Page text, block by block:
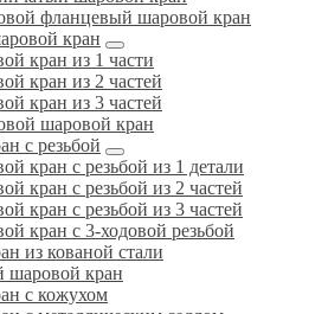
фланцевый шаровой кран
кран
кран из 1 части
кран из 2 частей
кран из 3 частей
шаровой кран
с резьбой
кран с резьбой из 1 детали
кран с резьбой из 2 частей
кран с резьбой из 3 частей
кран с 3-ходовой резьбой
из кованой стали
шаровой кран
с кожухом